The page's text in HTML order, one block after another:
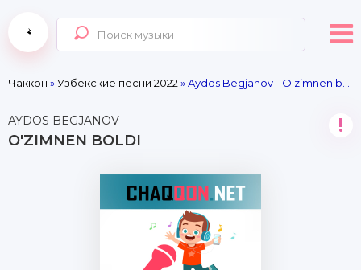
Чаккон »Узбекские песни 2022 » Aydos Begjanov - O'zimnen boldi
AYDOS BEGJANOV
O'ZIMNEN BOLDI
!